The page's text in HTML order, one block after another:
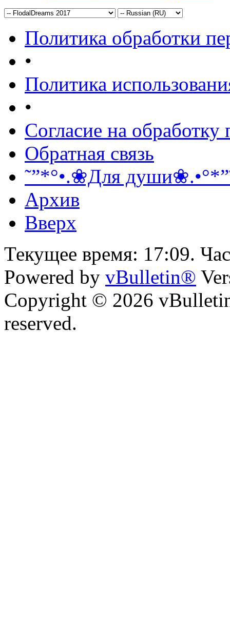
Политика обработки
•
Политика
•
Согласие на
Обратная связь
˜”*°•.❀Для
Архив
Вверх
Текущее время: 17:09.
Powered by vBulletin®
Copyright © 2026
reserved.